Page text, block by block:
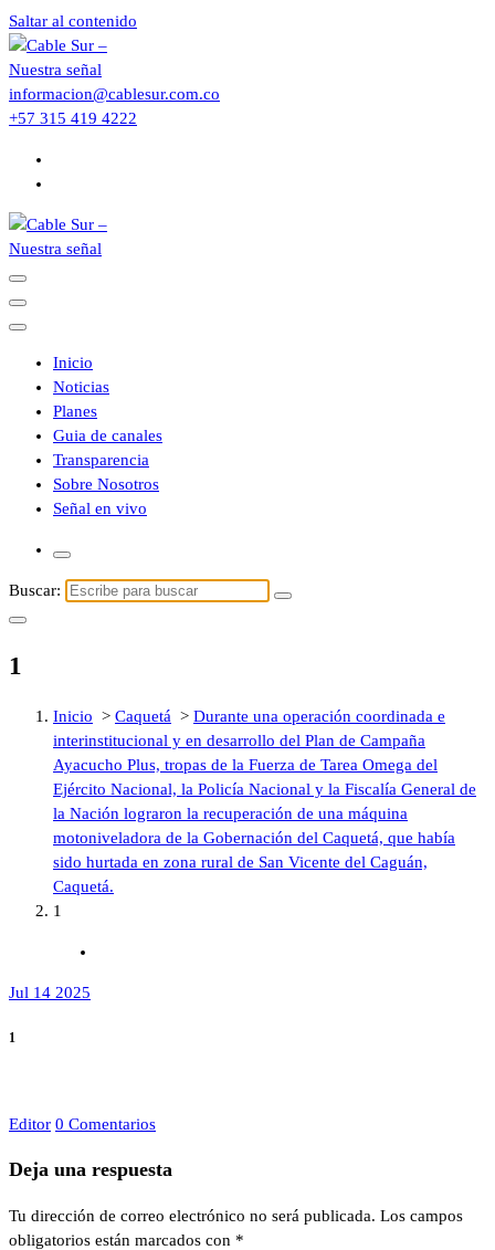
Saltar al contenido
informacion@cablesur.com.co
+57 315 419 4222
Inicio
Noticias
Planes
Guia de canales
Transparencia
Sobre Nosotros
Señal en vivo
Buscar:
1
Inicio > Caquetá > Durante una operación coordinada e
interinstitucional y en desarrollo del Plan de Campaña
Ayacucho Plus, tropas de la Fuerza de Tarea Omega del
Ejército Nacional, la Policía Nacional y la Fiscalía General de
la Nación lograron la recuperación de una máquina
motoniveladora de la Gobernación del Caquetá, que había
sido hurtada en zona rural de San Vicente del Caguán,
Caquetá.
1
Jul 14 2025
1
Editor 0 Comentarios
Deja una respuesta
Tu dirección de correo electrónico no será publicada. Los campos
obligatorios están marcados con *